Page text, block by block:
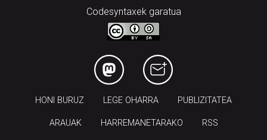
Codesyntaxek garatua
HONI BURUZ LEGE OHARRA PUBLIZITATEA
ARAUAK HARREMANETARAKO RSS